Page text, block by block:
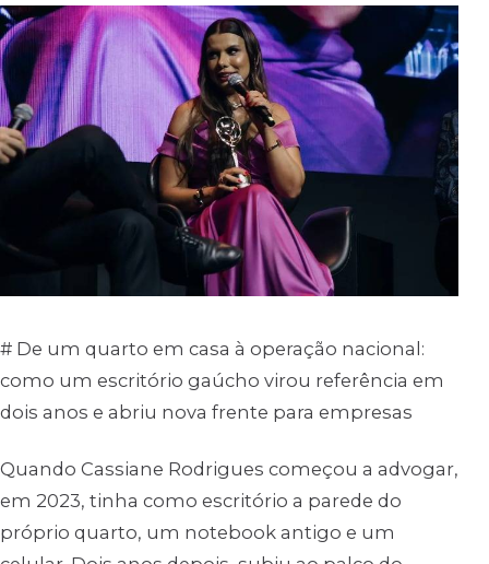
# De um quarto em casa à operação nacional:
como um escritório gaúcho virou referência em
dois anos e abriu nova frente para empresas
Quando Cassiane Rodrigues começou a advogar,
em 2023, tinha como escritório a parede do
próprio quarto, um notebook antigo e um